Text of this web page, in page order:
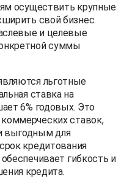
осуществить крупные
свой бизнес.
и целевые
суммы
льготные
ставка на
6% годовых. Это
ставок,
выгодным для
кредитования
гибкость и
кредита.